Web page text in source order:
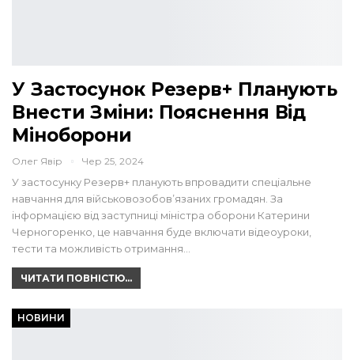
У Застосунок Резерв+ Планують
Внести Зміни: Пояснення Від
Міноборони
Олег Явір Чер 25, 2024
У застосунку Резерв+ планують впровадити спеціальне
навчання для військовозобов’язаних громадян. За
інформацією від заступниці міністра оборони Катерини
Черногоренко, це навчання буде включати відеоуроки,
тести та можливість отримання…
ЧИТАТИ ПОВНІСТЮ...
НОВИНИ